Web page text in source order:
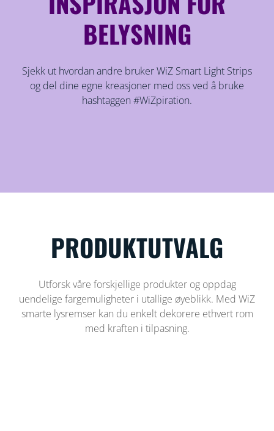
BELYSNING
Sjekk ut hvordan andre bruker WiZ Smart Light Strips
og del dine egne kreasjoner med oss ​​ved å bruke
hashtaggen #WiZpiration.
PRODUKTUTVALG
Utforsk våre forskjellige produkter og oppdag
uendelige fargemuligheter i utallige øyeblikk. Med WiZ
smarte lysremser kan du enkelt dekorere ethvert rom
med kraften i tilpasning.